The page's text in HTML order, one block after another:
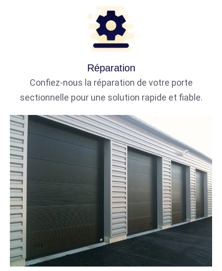
Réparation
Confiez-nous la réparation de votre porte
sectionnelle pour une solution rapide et fiable.